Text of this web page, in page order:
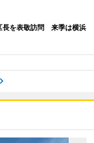
長を表敬訪問 来季は横浜